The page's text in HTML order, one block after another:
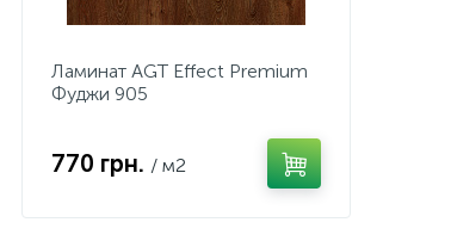
Ламинат AGT Effect Premium
Фуджи 905
770 грн. / м2